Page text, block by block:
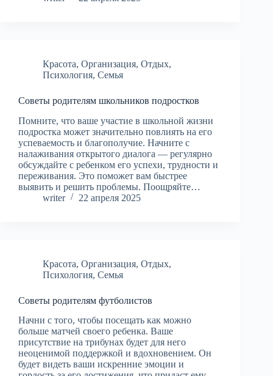
Красота, Организация, Отдых,
Психология, Семья
Советы родителям школьников подростков
Помните, что ваше участие в школьной жизни
подростка может значительно повлиять на его
успеваемость и благополучие. Начните с
налаживания открытого диалога — регулярно
обсуждайте с ребенком его успехи, трудности и
переживания. Это поможет вам быстрее
выявить и решить проблемы. Поощряйте…
writer
22 апреля 2025
Красота, Организация, Отдых,
Психология, Семья
Советы родителям футболистов
Начни с того, чтобы посещать как можно
больше матчей своего ребенка. Ваше
присутствие на трибунах будет для него
неоценимой поддержкой и вдохновением. Он
будет видеть ваши искренние эмоции и